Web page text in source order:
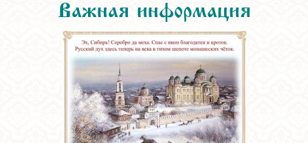
Важная информация